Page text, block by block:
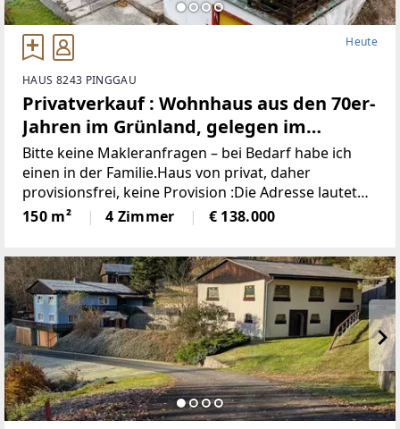
Heute
HAUS 8243 PINGGAU
Privatverkauf : Wohnhaus aus den 70er-
Jahren im Grünland, gelegen im
idyllischen Wechselgebiet
(Provisionsfrei)
Bitte keine Makleranfragen – bei Bedarf habe ich
einen in der Familie.Haus von privat, daher
provisionsfrei, keine Provision :Die Adresse lautet
“8243 Pinggau, Wiesenhöf 43“. Achtung : in
manchen Navis(auch
150 m² 4 Zimmer € 138.000